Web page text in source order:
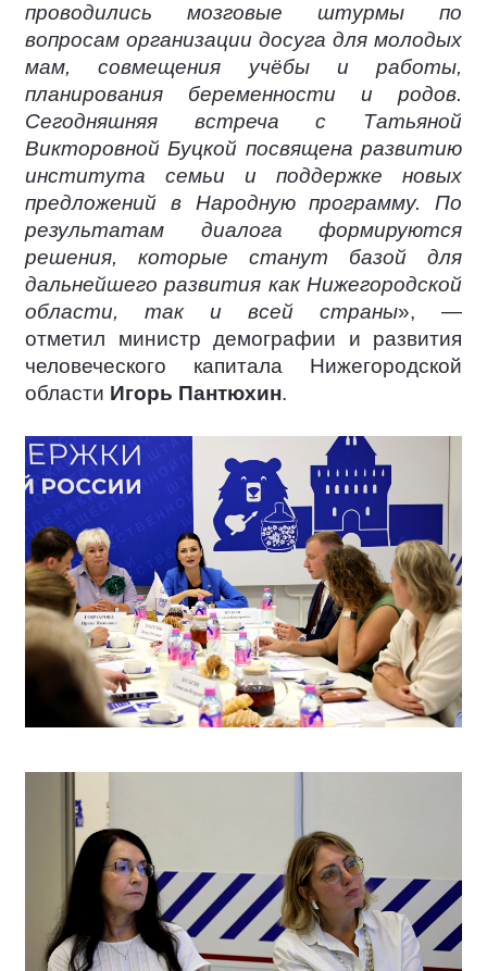
проводились мозговые штурмы по
вопросам организации досуга для молодых
мам, совмещения учёбы и работы,
планирования беременности и родов.
Сегодняшняя встреча с Татьяной
Викторовной Буцкой посвящена развитию
института семьи и поддержке новых
предложений в Народную программу. По
результатам диалога формируются
решения, которые станут базой для
дальнейшего развития как Нижегородской
области, так и всей страны», —
отметил министр демографии и развития
человеческого капитала Нижегородской
области Игорь Пантюхин.